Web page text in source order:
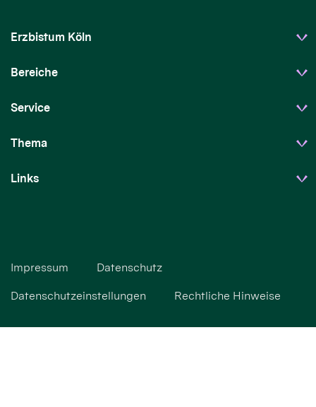
Erzbistum Köln
Bereiche
Service
Thema
Links
Impressum Datenschutz
Datenschutzeinstellungen Rechtliche Hinweise